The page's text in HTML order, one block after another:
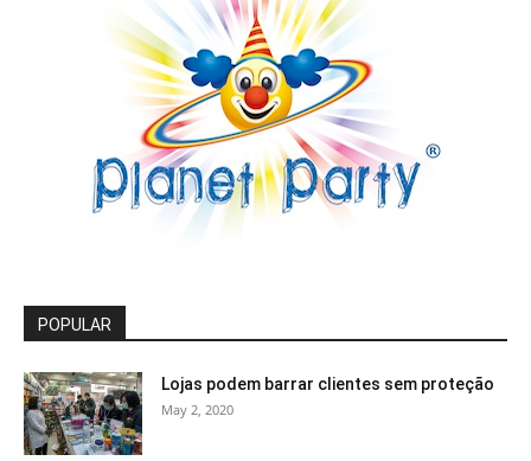
POPULAR
Lojas podem barrar clientes sem proteção
May 2, 2020